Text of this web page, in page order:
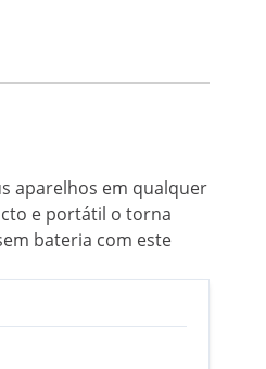
aparelhos em qualquer
e portátil o torna
bateria com este